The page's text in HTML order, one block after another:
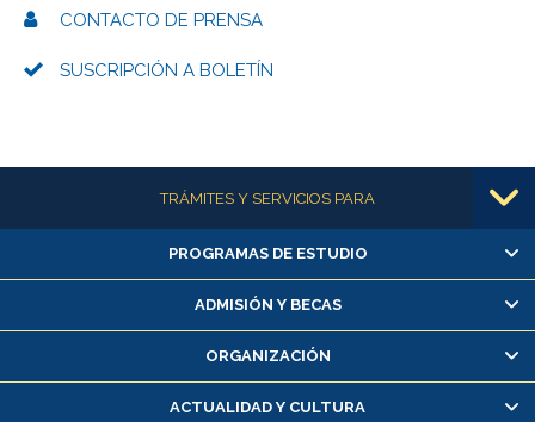
CONTACTO DE PRENSA
SUSCRIPCIÓN A BOLETÍN
Más informaciónTRÁMITES Y SERVICIOS PARA
Alumnas/os y exalumnas/os
Matrícula en línea
Inscripción y cambio de asignaturas
Consulta y certificado de notas
PROGRAMAS DE ESTUDIO
ADMISIÓN Y BECAS
ORGANIZACIÓN
ACTUALIDAD Y CULTURA